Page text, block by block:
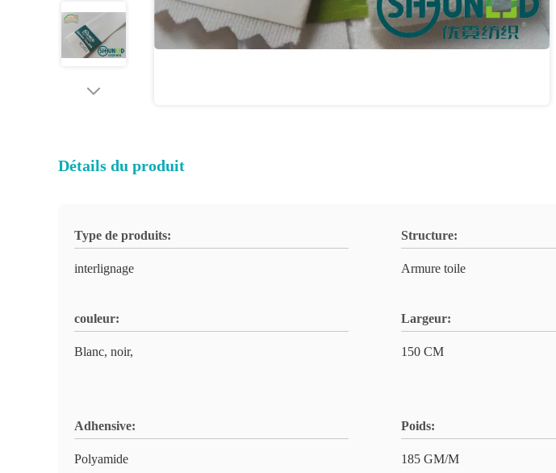
Détails du produit
Type de produits:
interlignage
Structure:
Armure toile
couleur:
Blanc, noir,
Largeur:
150 CM
Adhensive:
Polyamide
Poids:
185 GM/M